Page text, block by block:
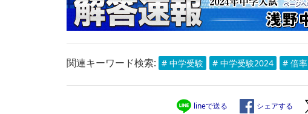
関連キーワード検索: # 中学受験 # 中学受験2024 # 倍率
lineで送る シェアする